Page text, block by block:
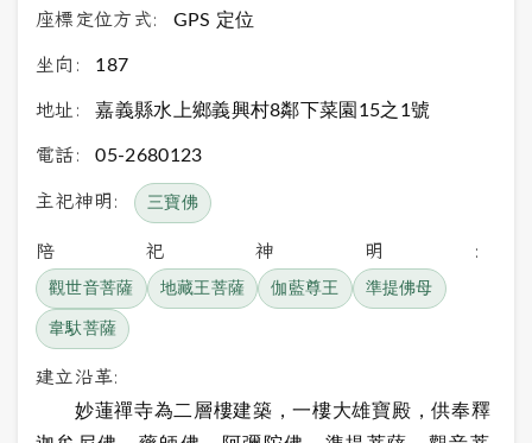
座標定位方式: GPS 定位
坐向: 187
地址: 嘉義縣水上鄉義興村8鄰下菜園15之1號
電話: 05-2680123
主祀神明: 三寶佛
陪祀神明:
觀世音菩薩 地藏王菩薩 伽藍尊王 準提佛母
韋馱菩薩
建立沿革:
妙蓮禪寺為二層樓建築，一樓大雄寶殿，供奉釋